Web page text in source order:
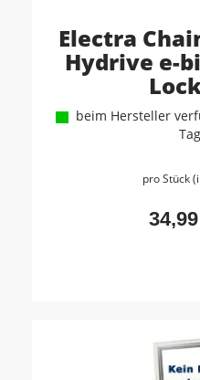
Electra
Hydrive e-
beim Hersteller
pro Stück